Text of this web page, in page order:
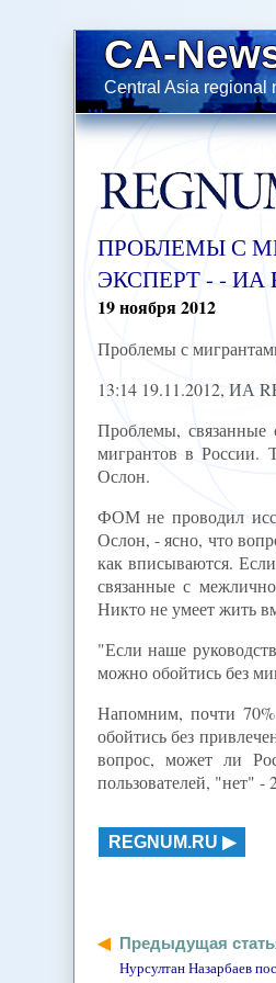
CA-
Central Asia regional
ПРОБЛЕМЫ С
ЭКСПЕРТ - - ИА
19ноября2012
Проблемы с
13:14 19.11.2012, ИА
Проблемы, связанные
мигрантов в России.
Ослон.
ФОМ не проводил
Ослон, - ясно, что
как вписываются.
связанные с
Никто не умеет жить
"Если наше
можно обойтись без
Напомним, почти
обойтись без
вопрос, может ли
пользователей, "нет" -
REGNUM.RU
Предыдущая
Нурсултан Назарбаев